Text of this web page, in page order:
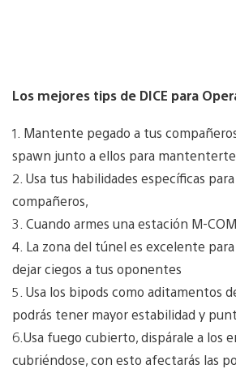
Los mejores tips de DICE para
1. Mantente pegado a tus
spawn junto a ellos para
2. Usa tus habilidades específicas
compañeros,
3. Cuando armes una estación M-
4. La zona del túnel es excelente
dejar ciegos a tus oponentes
5. Usa los bipods como aditamentos
podrás tener mayor estabilidad y
6.Usa fuego cubierto, dispárale a los
cubriéndose, con esto afectarás las